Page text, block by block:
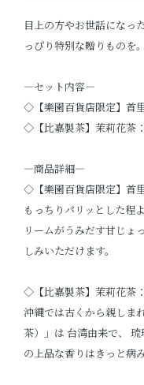
目上の方やお世話になっ
っぴり特別な贈りものを。
―セット内容―
◇【樂園百貨店限定】首
◇【比嘉製茶】茉莉花茶
―商品詳細―
◇【樂園百貨店限定】首
もっちりパリッとした程
リームがうみだす甘じょ
しみいただけます。
◇【比嘉製茶】茉莉花茶
沖縄では古くから親しま
茶）」は 台湾由来で、
の上品な香りはきっと病